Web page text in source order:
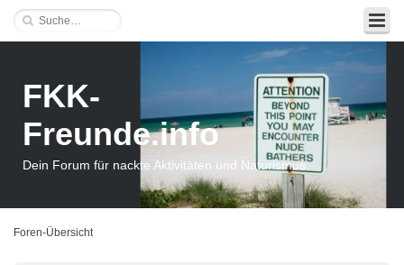
FKK-
Freunde.info
Dein Forum für nackte Aktivitäten und Naturismus
Foren-Übersicht